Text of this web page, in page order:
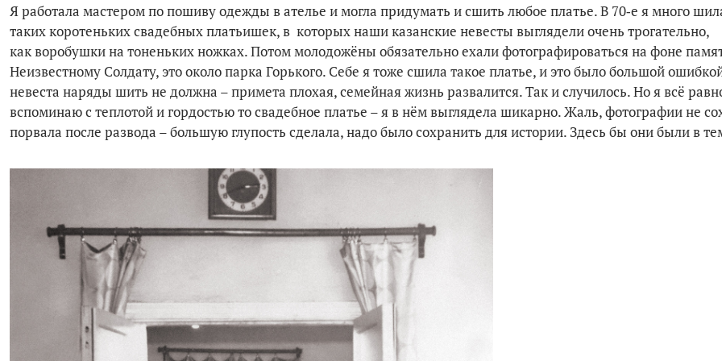
Я работала мастером по пошиву одежды в ателье и могла придумать и сшить любое платье. В 70‑е я много
таких коротеньких свадебных платьишек, в которых наши казанские невесты выглядели очень трогательно,
как воробушки на тоненьких ножках. Потом молодожёны обязательно ехали фотографироваться на фоне
Неизвестному Солдату, это около парка Горького. Себе я тоже сшила такое платье, и это было большой
невеста наряды шить не должна – примета плохая, семейная жизнь развалится. Так и случилось. Но я всё
вспоминаю с теплотой и гордостью то свадебное платье – я в нём выглядела шикарно. Жаль, фотографии не
порвала после развода – большую глупость сделала, надо было сохранить для истории. Здесь бы они были в